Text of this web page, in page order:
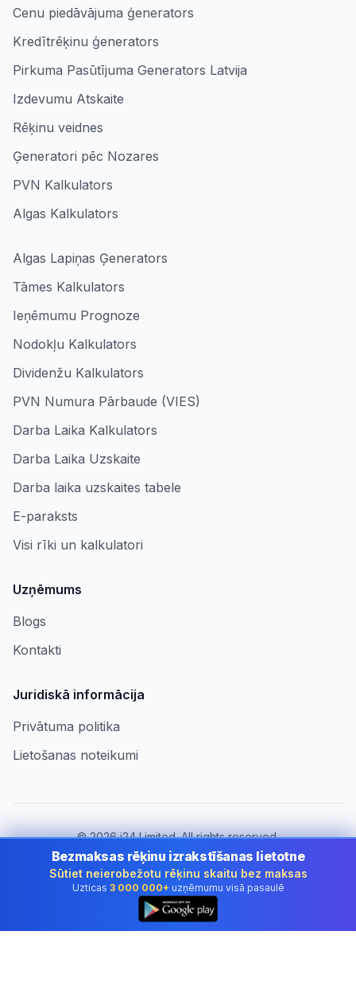
Cenu piedāvājuma ģenerators
Kredītrēķinu ģenerators
Pirkuma Pasūtījuma Generators Latvija
Izdevumu Atskaite
Rēķinu veidnes
Ģeneratori pēc Nozares
PVN Kalkulators
Algas Kalkulators
Algas Lapiņas Ģenerators
Tāmes Kalkulators
Ieņēmumu Prognoze
Nodokļu Kalkulators
Dividenžu Kalkulators
PVN Numura Pārbaude (VIES)
Darba Laika Kalkulators
Darba Laika Uzskaite
Darba laika uzskaites tabele
E-paraksts
Visi rīki un kalkulatori
Uzņēmums
Blogs
Kontakti
Juridiskā informācija
Privātuma politika
Lietošanas noteikumi
©2026i24 Limited. All rights reserved.
Uzņēmumiem Latvia
Mainīt valsti:
Latvia
Bezmaksas rēķinu izrakstīšanas lietotne
Sūtiet neierobežotu rēķinu skaitu bez maksas
Uzticas 3 000 000+ uzņēmumu visā pasaulē